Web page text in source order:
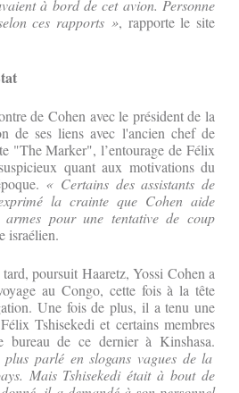
à bord de cet avion. Personne
ces rapports », rapporte le site
de Cohen avec le président de la
de ses liens avec l'ancien chef de
"The Marker", l’entourage de Félix
quant aux motivations du
« Certains des assistants de
la crainte que Cohen aide
pour une tentative de coup
israélien.
poursuit Haaretz, Yossi Cohen a
au Congo, cette fois à la tête
Une fois de plus, il a tenu une
Tshisekedi et certains membres
bureau de ce dernier à Kinshasa.
parlé en slogans vagues de la
Mais Tshisekedi était à bout de